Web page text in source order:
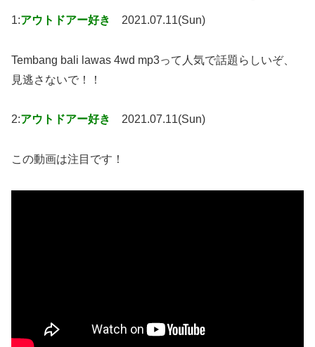
1:アウトドアー好き 2021.07.11(Sun)
Tembang bali lawas 4wd mp3って人気で話題らしいぞ、
見逃さないで！！
2:アウトドアー好き 2021.07.11(Sun)
この動画は注目です！